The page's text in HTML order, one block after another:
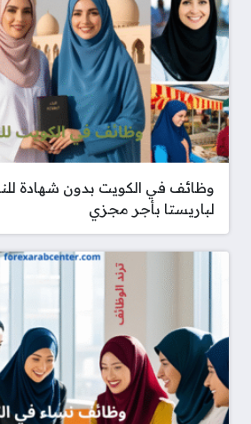
وظائف في الكويت بدون شهادة
لباريستا بأجر مجزي